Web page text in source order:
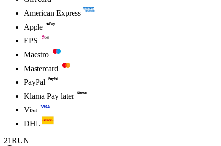
American Express
Apple
EPS
Maestro
Mastercard
PayPal
Klarna Pay later
Visa
DHL
21RUN